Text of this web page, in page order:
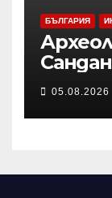
БЪЛГАРИЯ
лятна
05.08.2026